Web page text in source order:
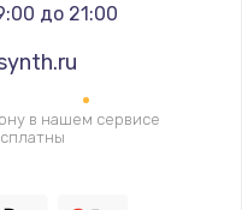
до 21:00
в нашем сервисе